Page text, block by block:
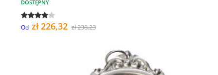
DOSTĘPNY
Od zł 226,32 zł 238,23